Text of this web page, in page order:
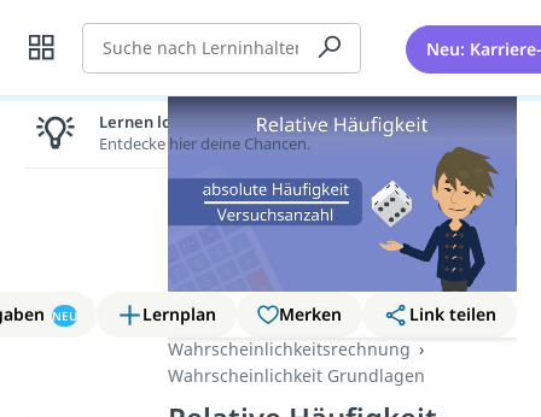
Suche Neu:
NEU Lernplan Merken
Link teilen
Wahrscheinlichkeitsrechnung
Wahrscheinlichkeit Grundlagen
Lernen lohnt sich!
Entdecke hier deine Chancen.